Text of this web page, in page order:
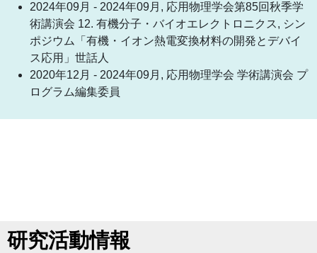
2024年09月 - 2024年09月, 応用物理学会第85回秋季学
術講演会 12. 有機分子・バイオエレクトロニクス, シン
ポジウム「有機・イオン熱電変換材料の開発とデバイ
ス応用」世話人
2020年12月 - 2024年09月, 応用物理学会 学術講演会 プ
ログラム編集委員
研究活動情報